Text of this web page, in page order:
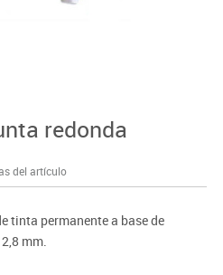
redonda
del artículo
tinta permanente a base de
mm.